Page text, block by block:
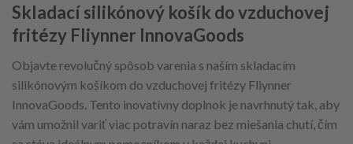
Skladací silikónový košík do vzduchovej
fritézy Fliynner InnovaGoods
Objavte revolučný spôsob varenia s naším skladacím
silikónovým košíkom do vzduchovej fritézy Fliynner
InnovaGoods. Tento inovatívny doplnok je navrhnutý tak, aby
vám umožnil variť viac potravín naraz bez miešania chutí, čím